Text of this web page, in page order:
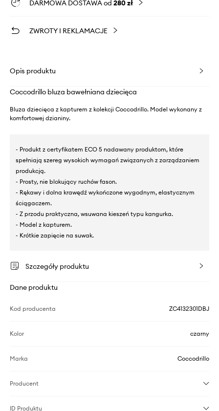
DARMOWA DOSTAWA od 280 zł
ZWROTY I REKLAMACJE
Opis produktu
Coccodrillo bluza bawełniana dziecięca
Bluza dziecięca z kapturem z kolekcji Coccodrillo. Model wykonany z
komfortowej dzianiny.
- Produkt z certyfikatem ECO 5 nadawany produktom, które
spełniają szereg wysokich wymagań związanych z zarządzaniem
produkcją.
- Prosty, nie blokujący ruchów fason.
- Rękawy i dolna krawędź wykończone wygodnym, elastycznym
ściągaczem.
- Z przodu praktyczna, wsuwana kieszeń typu kangurka.
- Model z kapturem.
- Krótkie zapięcie na suwak.
Szczegóły produktu
Dane produktu
Kod producenta ZC4132301DBJ
Kolor czarny
Marka Coccodrillo
Producent
ID Produktu